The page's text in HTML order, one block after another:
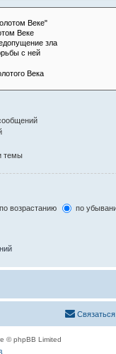
темы
по возрастанию по
© phpBB Limited